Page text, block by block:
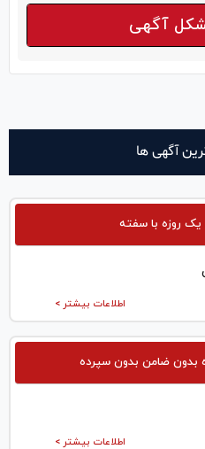
آگهی
آگهی ها
یک روزه با سفته
اطلاعات بیشتر >
بدون ضامن بدون سپرده
اطلاعات بیشتر >